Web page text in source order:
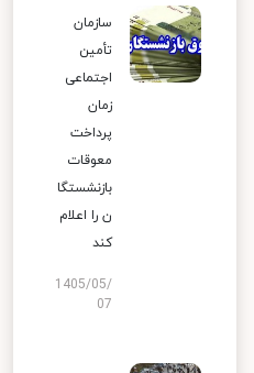
سازمان
تأمین
اجتماعی
زمان
پرداخت
معوقات
بازنشستگا
ن را اعلام
کند
1405/05/
07